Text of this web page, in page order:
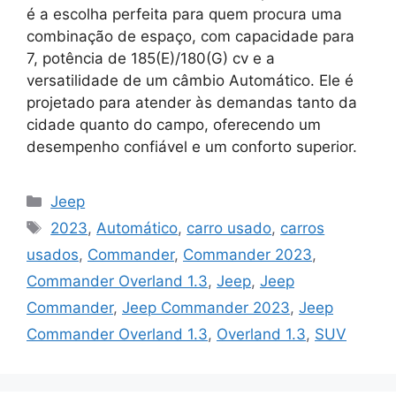
é a escolha perfeita para quem procura uma
combinação de espaço, com capacidade para
7, potência de 185(E)/180(G) cv e a
versatilidade de um câmbio Automático. Ele é
projetado para atender às demandas tanto da
cidade quanto do campo, oferecendo um
desempenho confiável e um conforto superior.
Categorias
Jeep
Tags
2023, Automático, carro usado, carros
usados, Commander, Commander 2023,
Commander Overland 1.3, Jeep, Jeep
Commander, Jeep Commander 2023, Jeep
Commander Overland 1.3, Overland 1.3, SUV